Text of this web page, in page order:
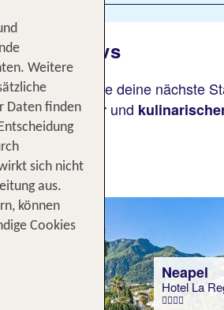
des Vesuvs
Dann plane deine nächste
Architektur und
dir all das!
Neapel
Hotel La
Weitere
Daten finden
sich nicht
aus.
können
Cookies